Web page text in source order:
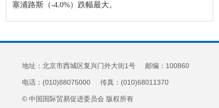
塞浦路斯（-4.0%）跌幅最大。
地址：北京市西城区复兴门外大街1号 邮编：100860
电话：(010)88075000 传真：(010)68011370
© 中国国际贸易促进委员会 版权所有